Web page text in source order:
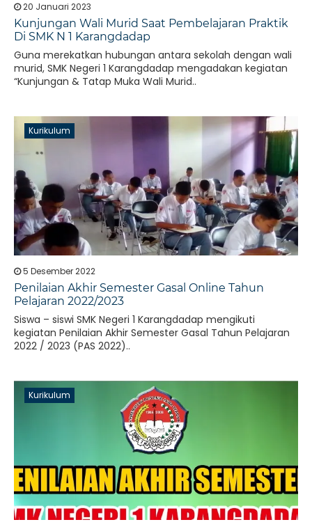
20 Januari 2023
Kunjungan Wali Murid Saat Pembelajaran Praktik
Di SMK N 1 Karangdadap
Guna merekatkan hubungan antara sekolah dengan wali
murid, SMK Negeri 1 Karangdadap mengadakan kegiatan
“Kunjungan & Tatap Muka Wali Murid..
Kurikulum
5 Desember 2022
Penilaian Akhir Semester Gasal Online Tahun
Pelajaran 2022/2023
Siswa – siswi SMK Negeri 1 Karangdadap mengikuti
kegiatan Penilaian Akhir Semester Gasal Tahun Pelajaran
2022 / 2023 (PAS 2022)..
Kurikulum